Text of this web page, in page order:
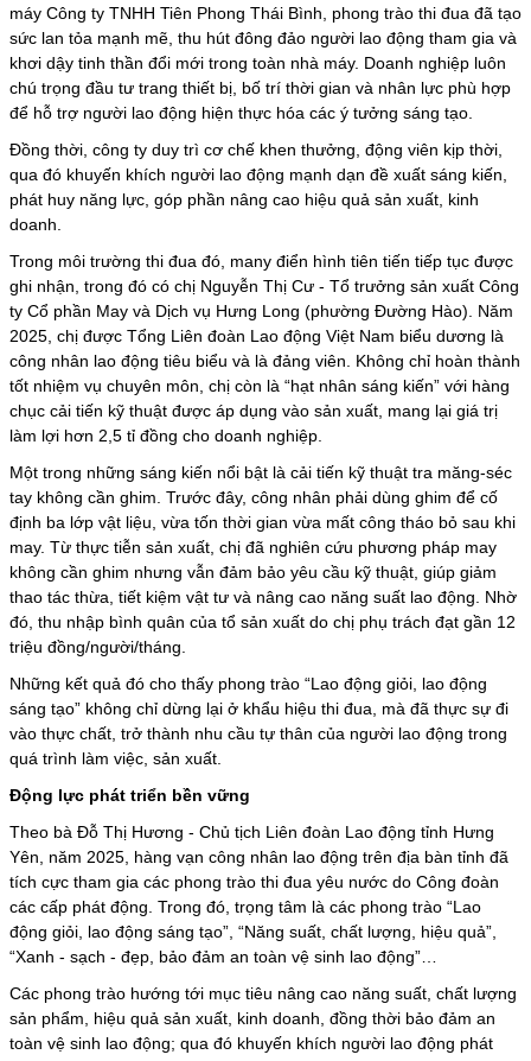
máy Công ty TNHH Tiên Phong Thái Bình, phong trào thi đua đã tạo
sức lan tỏa mạnh mẽ, thu hút đông đảo người lao động tham gia và
khơi dậy tinh thần đổi mới trong toàn nhà máy. Doanh nghiệp luôn
chú trọng đầu tư trang thiết bị, bố trí thời gian và nhân lực phù hợp
để hỗ trợ người lao động hiện thực hóa các ý tưởng sáng tạo.
Đồng thời, công ty duy trì cơ chế khen thưởng, động viên kịp thời,
qua đó khuyến khích người lao động mạnh dạn đề xuất sáng kiến,
phát huy năng lực, góp phần nâng cao hiệu quả sản xuất, kinh
doanh.
Trong môi trường thi đua đó, many điển hình tiên tiến tiếp tục được
ghi nhận, trong đó có chị Nguyễn Thị Cư - Tổ trưởng sản xuất Công
ty Cổ phần May và Dịch vụ Hưng Long (phường Đường Hào). Năm
2025, chị được Tổng Liên đoàn Lao động Việt Nam biểu dương là
công nhân lao động tiêu biểu và là đảng viên. Không chỉ hoàn thành
tốt nhiệm vụ chuyên môn, chị còn là “hạt nhân sáng kiến” với hàng
chục cải tiến kỹ thuật được áp dụng vào sản xuất, mang lại giá trị
làm lợi hơn 2,5 tỉ đồng cho doanh nghiệp.
Một trong những sáng kiến nổi bật là cải tiến kỹ thuật tra măng-séc
tay không cần ghim. Trước đây, công nhân phải dùng ghim để cố
định ba lớp vật liệu, vừa tốn thời gian vừa mất công tháo bỏ sau khi
may. Từ thực tiễn sản xuất, chị đã nghiên cứu phương pháp may
không cần ghim nhưng vẫn đảm bảo yêu cầu kỹ thuật, giúp giảm
thao tác thừa, tiết kiệm vật tư và nâng cao năng suất lao động. Nhờ
đó, thu nhập bình quân của tổ sản xuất do chị phụ trách đạt gần 12
triệu đồng/người/tháng.
Những kết quả đó cho thấy phong trào “Lao động giỏi, lao động
sáng tạo” không chỉ dừng lại ở khẩu hiệu thi đua, mà đã thực sự đi
vào thực chất, trở thành nhu cầu tự thân của người lao động trong
quá trình làm việc, sản xuất.
Động lực phát triển bền vững
Theo bà Đỗ Thị Hương - Chủ tịch Liên đoàn Lao động tỉnh Hưng
Yên, năm 2025, hàng vạn công nhân lao động trên địa bàn tỉnh đã
tích cực tham gia các phong trào thi đua yêu nước do Công đoàn
các cấp phát động. Trong đó, trọng tâm là các phong trào “Lao
động giỏi, lao động sáng tạo”, “Năng suất, chất lượng, hiệu quả”,
“Xanh - sạch - đẹp, bảo đảm an toàn vệ sinh lao động”…
Các phong trào hướng tới mục tiêu nâng cao năng suất, chất lượng
sản phẩm, hiệu quả sản xuất, kinh doanh, đồng thời bảo đảm an
toàn vệ sinh lao động; qua đó khuyến khích người lao động phát